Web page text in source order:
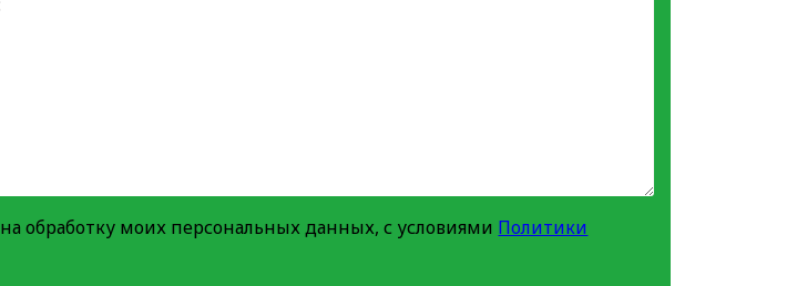
на обработку моих персональных данных, с условиями Политики